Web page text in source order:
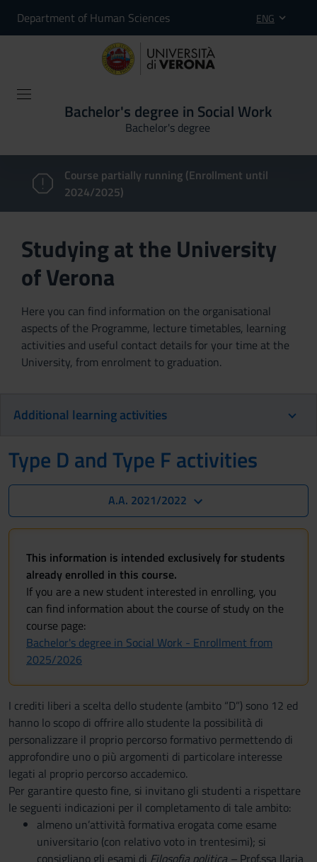
Department of Human Sciences ENG
Bachelor's degree in Social Work
Bachelor's degree
Course partially running (Enrollment until
2024/2025)
Studying at the University
of Verona
Here you can find information on the organisational
aspects of the Programme, lecture timetables, learning
activities and useful contact details for your time at the
University, from enrolment to graduation.
Additional learning activities
Type D and Type F activities
A.A. 2021/2022
This information is intended exclusively for students
already enrolled in this course.
If you are a new student interested in enrolling, you
can find information about the course of study on the
course page:
Bachelor's degree in Social Work - Enrollment from
2025/2026
I crediti liberi a scelta dello studente (ambito “D”) sono 12 ed
hanno lo scopo di offrire allo studente la possibilità di
personalizzare il proprio percorso formativo permettendo di
approfondire uno o più argomenti di particolare interesse
legati al proprio percorso accademico.
Per garantire questo fine, si invitano gli studenti a rispettare
le seguenti indicazioni per il completamento di tale ambito:
almeno un’attività formativa erogata come esame
universitario (con relativo voto in trentesimi); si
consigliano gli esami di Filosofia politica – Prof.ssa Ilaria